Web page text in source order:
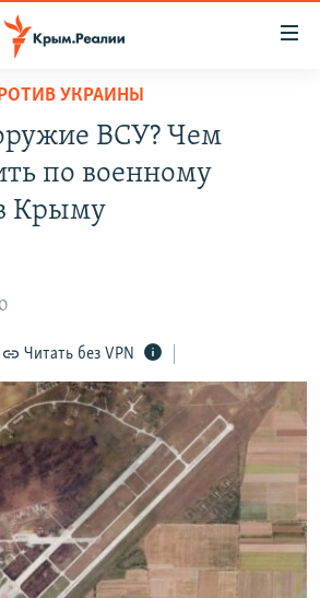
11 ИСТОРИЙ СОПРОТИВЛЕНИЯ
УКРАИНЫ
ВСУ? Чем
по военному
Крыму
Читать без VPN